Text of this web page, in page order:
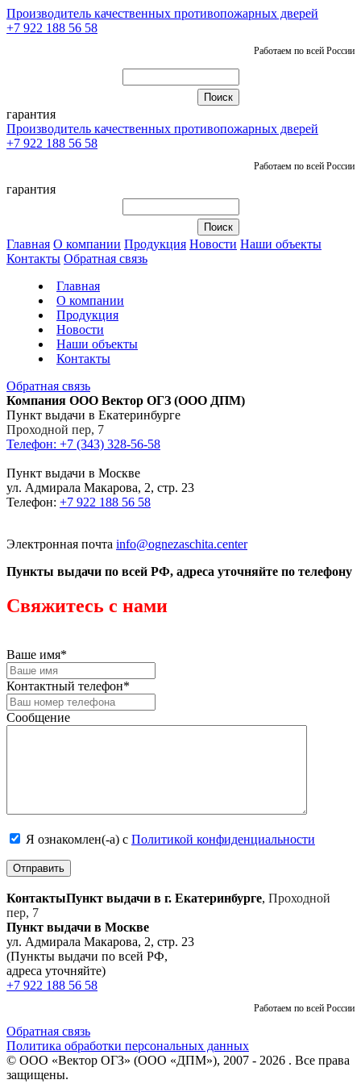
Производитель качественных противопожарных дверей
+7 922 188 56 58
Работаем по всей России
гарантия
Производитель качественных противопожарных дверей
+7 922 188 56 58
Работаем по всей России
гарантия
Главная О компании Продукция Новости Наши объекты
Контакты Обратная связь
Главная
О компании
Продукция
Новости
Наши объекты
Контакты
Обратная связь
Компания ООО Вектор ОГЗ (ООО ДПМ)
Пункт выдачи в Екатеринбурге
Проходной пер, 7
Телефон: +7 (343) 328-56-58
Пункт выдачи в Москве
ул. Адмирала Макарова, 2, стр. 23
Телефон: +7 922 188 56 58
Электронная почта info@ognezaschita.center
Пункты выдачи по всей РФ, адреса уточняйте по телефону
Свяжитесь с нами
Ваше имя*
Контактный телефон*
Сообщение
Я ознакомлен(-а) с Политикой конфиденциальности
КонтактыПункт выдачи в г. Екатеринбурге, Проходной
пер, 7
Пункт выдачи в Москве
ул. Адмирала Макарова, 2, стр. 23
(Пункты выдачи по всей РФ,
адреса уточняйте)
+7 922 188 56 58
Работаем по всей России
Обратная связь
Политика обработки персональных данных
© ООО «Вектор ОГЗ» (ООО «ДПМ»), 2007 - 2026 . Все права
защищены.